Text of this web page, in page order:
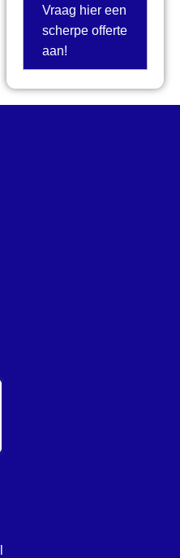
Vraag hier een
scherpe offerte
aan!